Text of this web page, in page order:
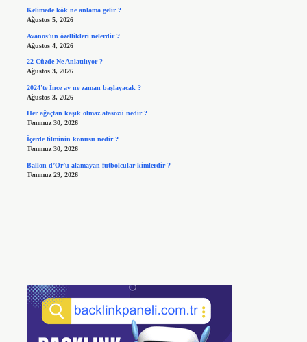
Kelimede kök ne anlama gelir ?
Ağustos 5, 2026
Avanos’un özellikleri nelerdir ?
Ağustos 4, 2026
22 Cüzde Ne Anlatılıyor ?
Ağustos 3, 2026
2024’te İnce av ne zaman başlayacak ?
Ağustos 3, 2026
Her ağaçtan kaşık olmaz atasözü nedir ?
Temmuz 30, 2026
İçerde filminin konusu nedir ?
Temmuz 30, 2026
Ballon d’Or’u alamayan futbolcular kimlerdir ?
Temmuz 29, 2026